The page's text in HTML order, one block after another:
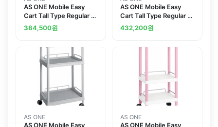
AS ONE Mobile Easy
Cart Tall Type Regular 31
Gray 3 Sages Wiith
Guard Frame ME31H
384,500원
AS ONE Mobile Easy
Cart Tall Type Regular 31
Gray 4 Stages Wiith
Guard Frame ME31J
432,200원
AS ONE
AS ONE Mobile Easy
AS ONE
AS ONE Mobile Easy